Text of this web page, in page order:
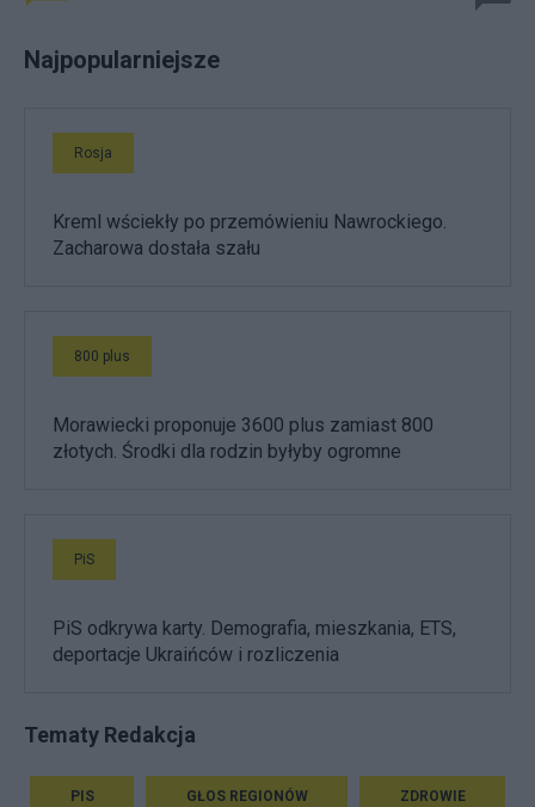
Najpopularniejsze
Rosja
Kreml wściekły po przemówieniu Nawrockiego.
Zacharowa dostała szału
800 plus
Morawiecki proponuje 3600 plus zamiast 800
złotych. Środki dla rodzin byłyby ogromne
PiS
PiS odkrywa karty. Demografia, mieszkania, ETS,
deportacje Ukraińców i rozliczenia
Tematy Redakcja
PIS GŁOS REGIONÓW ZDROWIE